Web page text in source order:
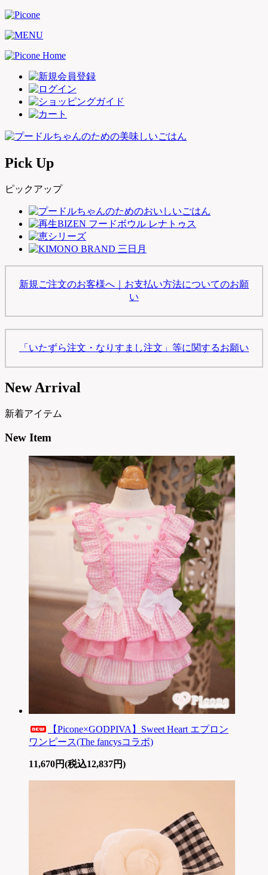
Pick Up
ピックアップ
新規ご注文のお客様へ｜お支払い方法についてのお願
い
「いたずら注文・なりすまし注文」等に関するお願い
New Arrival
新着アイテム
New Item
【Picone×GODPIVA】Sweet Heart エプロン
ワンピース(The fancysコラボ)
11,670円(税込12,837円)